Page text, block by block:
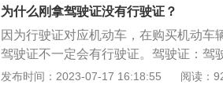
纳的押金也不同，不使用共享汽车，可
司机在副驾驶座上的陪同下，才可以上
好实习标志。实习标志贴在车后窗玻璃
都能及时的看清楚车标，保持安全距离
惯，要慢速前行，不可以随意变道超车
为什么刚拿驾驶证没有行驶证？
因为行驶证对应机动车，在购买机动车
驾驶证不一定会有行驶证。驾驶证：驾
照”，驾驶证是对于机动车驾驶员所需要
发布时间：2023-07-17 16:18:55 阅读：